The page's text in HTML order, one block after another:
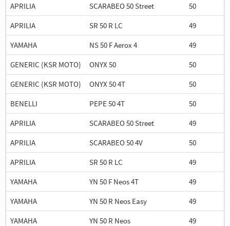
APRILIA
SCARABEO 50 Street
50
APRILIA
SR 50 R LC
49
YAMAHA
NS 50 F Aerox 4
49
GENERIC (KSR MOTO)
ONYX 50
50
GENERIC (KSR MOTO)
ONYX 50 4T
50
BENELLI
PEPE 50 4T
50
APRILIA
SCARABEO 50 Street
49
APRILIA
SCARABEO 50 4V
50
APRILIA
SR 50 R LC
49
YAMAHA
YN 50 F Neos 4T
49
YAMAHA
YN 50 R Neos Easy
49
YAMAHA
YN 50 R Neos
49